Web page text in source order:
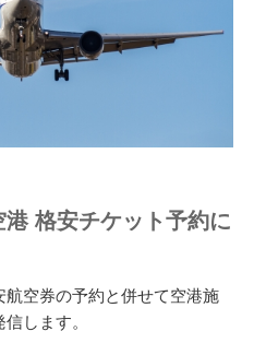
格安チケット予約に
空券の予約と併せて空港施
します。